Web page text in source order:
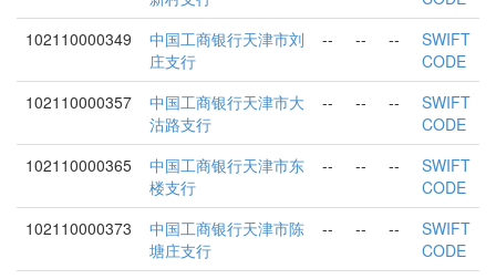
102110000349
中国工商银行天津市刘
庄支行
-- -- --
SWIFT
CODE
102110000357
中国工商银行天津市大
沽路支行
-- -- --
SWIFT
CODE
102110000365
中国工商银行天津市东
楼支行
-- -- --
SWIFT
CODE
102110000373
中国工商银行天津市陈
塘庄支行
-- -- --
SWIFT
CODE